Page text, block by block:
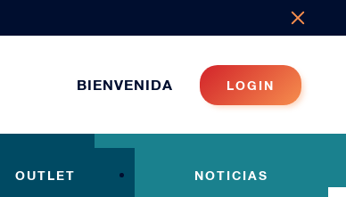
BIENVENIDA LOGIN
OUTLET NOTICIAS